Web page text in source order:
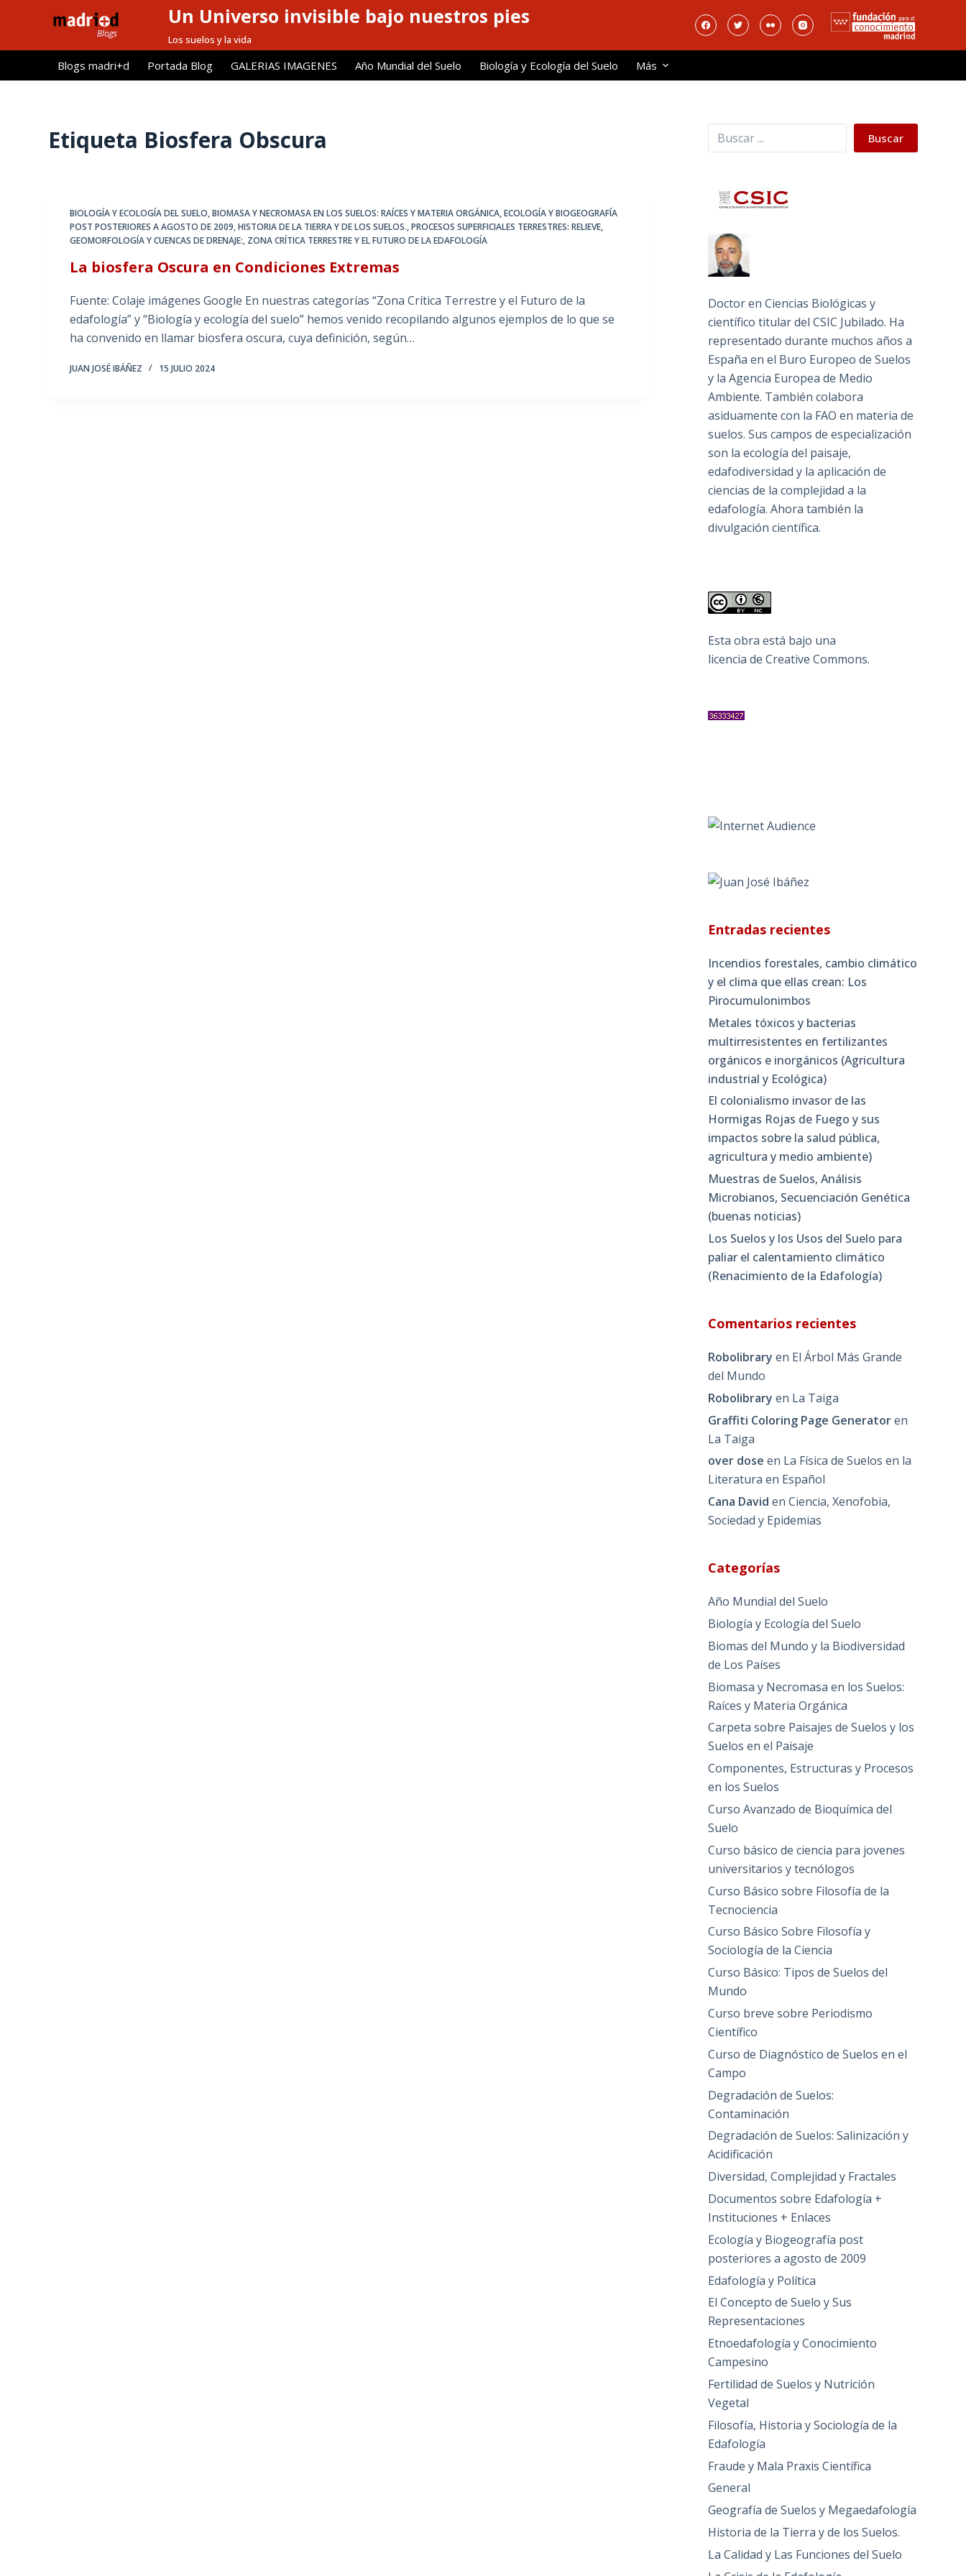
l
Un Universo invisible bajo nuestros pies
Los suelos y la vida
Blogs madri+d Portada Blog GALERIAS IMAGENES Año Mundial del Suelo Biología y Ecología del Suelo Más
Etiqueta Biosfera Obscura
BIOLOGÍA Y ECOLOGÍA DEL SUELO,BIOMASA Y NECROMASA EN LOS SUELOS: RAÍCES Y MATERIA ORGÁNICA,ECOLOGÍA Y BIOGEOGRAFÍA
POST POSTERIORES A AGOSTO DE 2009,HISTORIA DE LA TIERRA Y DE LOS SUELOS.,PROCESOS SUPERFICIALES TERRESTRES: RELIEVE,
GEOMORFOLOGÍA Y CUENCAS DE DRENAJE:, ZONA CRÍTICA TERRESTRE Y EL FUTURO DE LA EDAFOLOGÍA
La biosfera Oscura en Condiciones Extremas
Fuente: Colaje imágenes Google En nuestras categorías “Zona Crítica Terrestre y el Futuro de la
edafología” y “Biología y ecología del suelo” hemos venido recopilando algunos ejemplos de lo que se
ha convenido en llamar biosfera oscura, cuya definición, según…
JUAN JOSÉ IBÁÑEZ 15 JULIO 2024
Buscar Buscar
Doctor en Ciencias Biológicas y
científico titular del CSIC Jubilado. Ha
representado durante muchos años a
España en el Buro Europeo de Suelos
y la Agencia Europea de Medio
Ambiente. También colabora
asiduamente con la FAO en materia de
suelos. Sus campos de especialización
son la ecología del paisaje,
edafodiversidad y la aplicación de
ciencias de la complejidad a la
edafología. Ahora también la
divulgación científica.
Esta obra está bajo una
licencia de Creative Commons.
Entradas recientes
Incendios forestales, cambio climático
y el clima que ellas crean: Los
Pirocumulonimbos
Metales tóxicos y bacterias
multirresistentes en fertilizantes
orgánicos e inorgánicos (Agricultura
industrial y Ecológica)
El colonialismo invasor de las
Hormigas Rojas de Fuego y sus
impactos sobre la salud pública,
agricultura y medio ambiente)
Muestras de Suelos, Análisis
Microbianos, Secuenciación Genética
(buenas noticias)
Los Suelos y los Usos del Suelo para
paliar el calentamiento climático
(Renacimiento de la Edafología)
Comentarios recientes
Robolibrary en El Árbol Más Grande
del Mundo
Robolibrary en La Taiga
Graffiti Coloring Page Generatoren
La Taiga
over dose en La Física de Suelos en la
Literatura en Español
Cana David enCiencia, Xenofobia,
Sociedad y Epidemias
Categorías
Año Mundial del Suelo
Biología y Ecología del Suelo
Biomas del Mundo y la Biodiversidad
de Los Países
Biomasa y Necromasa en los Suelos:
Raíces y Materia Orgánica
Carpeta sobre Paisajes de Suelos y los
Suelos en el Paisaje
Componentes, Estructuras y Procesos
en los Suelos
Curso Avanzado de Bioquímica del
Suelo
Curso básico de ciencia para jovenes
universitarios y tecnólogos
Curso Básico sobre Filosofía de la
Tecnociencia
Curso Básico Sobre Filosofía y
Sociología de la Ciencia
Curso Básico: Tipos de Suelos del
Mundo
Curso breve sobre Periodismo
Científico
Curso de Diagnóstico de Suelos en el
Campo
Degradación de Suelos:
Contaminación
Degradación de Suelos: Salinización y
Acidificación
Diversidad, Complejidad y Fractales
Documentos sobre Edafología +
Instituciones + Enlaces
Ecología y Biogeografía post
posteriores a agosto de 2009
Edafología y Política
El Concepto de Suelo y Sus
Representaciones
Etnoedafología y Conocimiento
Campesino
Fertilidad de Suelos y Nutrición
Vegetal
Filosofía, Historia y Sociología de la
Edafología
Fraude y Mala Praxis Científica
General
Geografía de Suelos y Megaedafología
Historia de la Tierra y de los Suelos.
La Calidad y Las Funciones del Suelo